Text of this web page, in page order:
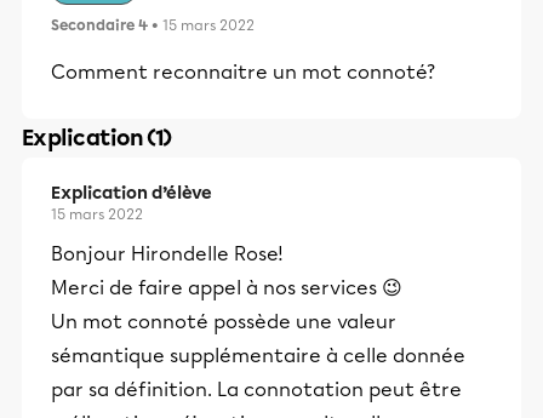
Secondaire 4 • 15 mars 2022
Comment reconnaitre un mot connoté?
Explication (1)
Explication d’élève
15 mars 2022
Bonjour Hirondelle Rose!
Merci de faire appel à nos services 😉
Un mot connoté possède une valeur
sémantique supplémentaire à celle donnée
par sa définition. La connotation peut être